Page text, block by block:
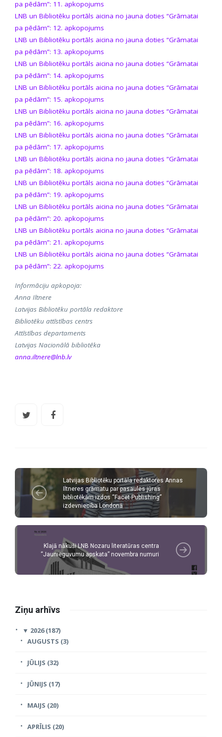
pa pēdām”: 11. apkopojums
LNB un Bibliotēku portāls aicina no jauna doties “Grāmatai
pa pēdām”: 12. apkopojums
LNB un Bibliotēku portāls aicina no jauna doties “Grāmatai
pa pēdām”: 13. apkopojums
LNB un Bibliotēku portāls aicina no jauna doties “Grāmatai
pa pēdām”: 14. apkopojums
LNB un Bibliotēku portāls aicina no jauna doties “Grāmatai
pa pēdām”: 15. apkopojums
LNB un Bibliotēku portāls aicina no jauna doties “Grāmatai
pa pēdām”: 16. apkopojums
LNB un Bibliotēku portāls aicina no jauna doties “Grāmatai
pa pēdām”: 17. apkopojums
LNB un Bibliotēku portāls aicina no jauna doties “Grāmatai
pa pēdām”: 18. apkopojums
LNB un Bibliotēku portāls aicina no jauna doties “Grāmatai
pa pēdām”: 19. apkopojums
LNB un Bibliotēku portāls aicina no jauna doties “Grāmatai
pa pēdām”: 20. apkopojums
LNB un Bibliotēku portāls aicina no jauna doties “Grāmatai
pa pēdām”: 21. apkopojums
LNB un Bibliotēku portāls aicina no jauna doties “Grāmatai
pa pēdām”: 22. apkopojums
Informāciju apkopoja:
Anna Iltnere
Latvijas Bibliotēku portāla redaktore
Bibliotēku attīstības centrs
Attīstības departaments
Latvijas Nacionālā bibliotēka
anna.iltnere@lnb.lv
Latvijas Bibliotēku portāla redaktores Annas
Iltneres grāmatu par pasaules jūras
bibliotēkām izdos “Facet Publishing”
izdevniecība Londonā
Klajā nākuši LNB Nozaru literatūras centra
“Jaunieguvumu apskata” novembra numuri
Ziņu arhīvs
▼ 2026 (187)
AUGUSTS (3)
JŪLIJS (32)
JŪNIJS (17)
MAIJS (20)
APRĪLIS (20)